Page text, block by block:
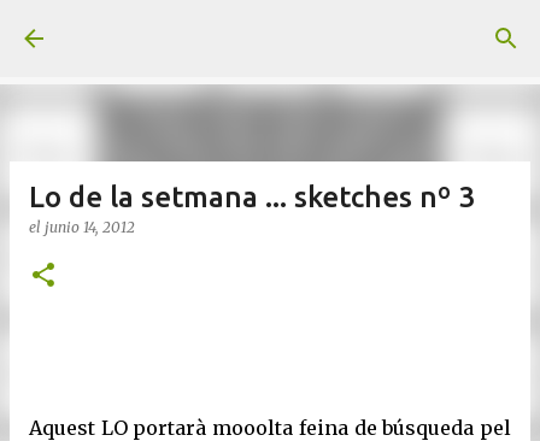
Lo de la setmana ... sketches nº 3
el junio 14, 2012
Aquest LO portarà mooolta feina de búsqueda pel